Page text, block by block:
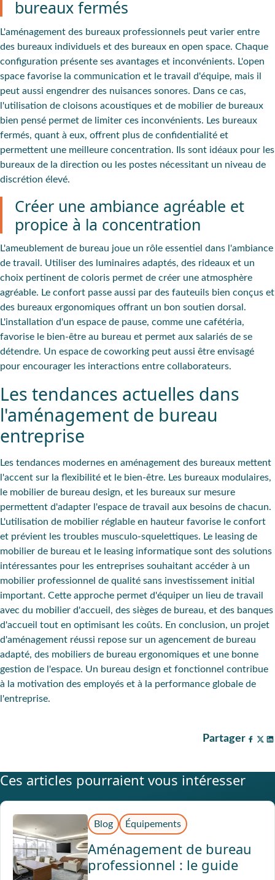
bureaux fermés
L'aménagement des bureaux professionnels peut varier entre
des bureaux individuels et des bureaux en open space. Chaque
configuration présente ses avantages et inconvénients. L'open
space favorise la communication et le travail d'équipe, mais il
peut aussi engendrer des nuisances sonores. Dans ce cas,
l'utilisation de cloisons acoustiques et de mobilier de bureaux
bien pensé permet de limiter ces inconvénients. Les bureaux
fermés, quant à eux, offrent plus de confidentialité et
permettent une meilleure concentration. Ils sont idéaux pour les
bureaux de la direction ou les postes nécessitant un niveau de
discrétion élevé.
Créer une ambiance agréable et
propice à la concentration
L'ameublement de bureau joue un rôle essentiel dans l'ambiance
de travail. Utiliser des luminaires adaptés, des rideaux et un
choix pertinent de coloris permet de créer une atmosphère
agréable. Le confort passe aussi par des fauteuils bien conçus et
des bureaux ergonomiques offrant un bon soutien dorsal.
L'installation d'un espace de pause, comme une cafétéria,
favorise le bien-être au bureau et permet aux salariés de se
détendre. Un espace de coworking peut aussi être envisagé
pour encourager les interactions entre collaborateurs.
Les tendances actuelles dans
l'aménagement de bureau
entreprise
Les tendances modernes en aménagement des bureaux mettent
l'accent sur la flexibilité et le bien-être. Les bureaux modulaires,
le mobilier de bureau design, et les bureaux sur mesure
permettent d'adapter l'espace de travail aux besoins de chacun.
L'utilisation de mobilier réglable en hauteur favorise le confort
et prévient les troubles musculo-squelettiques. Le leasing de
mobilier de bureau et le leasing informatique sont des solutions
intéressantes pour les entreprises souhaitant accéder à un
mobilier professionnel de qualité sans investissement initial
important. Cette approche permet d'équiper un lieu de travail
avec du mobilier d'accueil, des sièges de bureau, et des banques
d'accueil tout en optimisant les coûts. En conclusion, un projet
d'aménagement réussi repose sur un agencement de bureau
adapté, des mobiliers de bureau ergonomiques et une bonne
gestion de l'espace. Un bureau design et fonctionnel contribue
à la motivation des employés et à la performance globale de
l'entreprise.
Partager
Ces articles pourraient vous intéresser
Blog Équipements
Aménagement de bureau
professionnel : le guide